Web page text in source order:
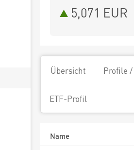
5,071 EUR
Übersicht Profile
ETF-Profil
Name